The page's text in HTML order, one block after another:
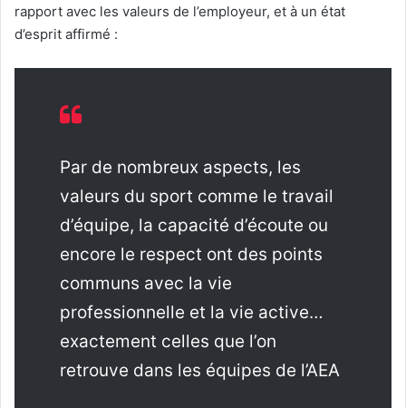
rapport avec les valeurs de l’employeur, et à un état
d’esprit affirmé :
Par de nombreux aspects, les
valeurs du sport comme le travail
d’équipe, la capacité d’écoute ou
encore le respect ont des points
communs avec la vie
professionnelle et la vie active…
exactement celles que l’on
retrouve dans les équipes de l’AEA